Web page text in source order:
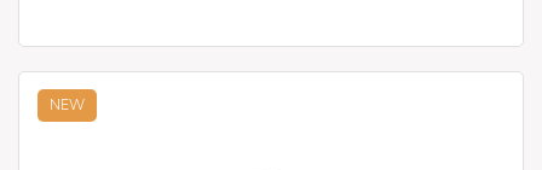
NEW